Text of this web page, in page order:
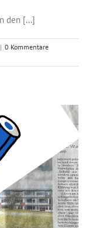
den [...]
| 0 Kommentare